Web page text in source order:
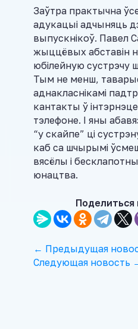
Заўтра практычна
адукацыі адчыняць
выпускнікоў. Павел
жыццёвых абставін
юбілейную сустрэчу
Тым не менш,
аднакласнікамі
кантакты ў
тэлефоне. I яны
“у скайпе” ці
каб са шчырымі
вясёлы і
юнацтва.
Поделиться
← Предыдущая
Следующая новость